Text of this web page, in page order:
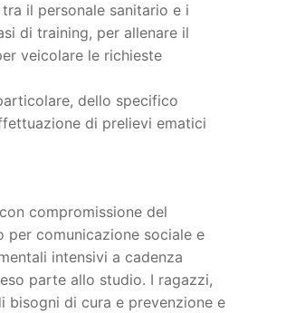
il personale sanitario e i
di training, per allenare il
veicolare le richieste
dello specifico
di prelievi ematici
compromissione del
comunicazione sociale e
intensivi a cadenza
parte allo studio. I ragazzi,
bisogni di cura e prevenzione e